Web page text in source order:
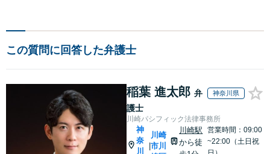
この質問に回答した弁護士
稲葉 進太郎 弁
護士
神奈川県
川崎パシフィック法律事務所
神
奈
川
川崎
市川
川崎駅
から徒
営業時間：09:00
~22:00（土日祝